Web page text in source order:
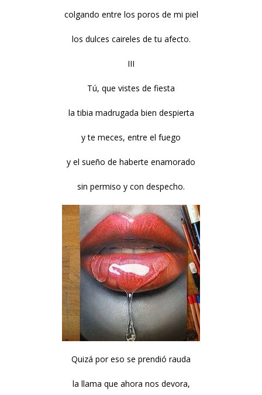
colgando entre los poros de mi piel
los dulces caireles de tu afecto.
III
Tú, que vistes de fiesta
la tibia madrugada bien despierta
y te meces, entre el fuego
y el sueño de haberte enamorado
sin permiso y con despecho.
Quizá por eso se prendió rauda
la llama que ahora nos devora,